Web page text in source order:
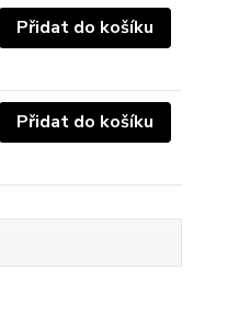
Přidat do košíku
Přidat do košíku